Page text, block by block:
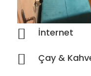
İnternet
Çay &